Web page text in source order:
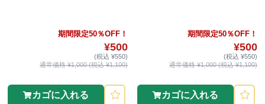
期間限定50％OFF！
¥500
(税込 ¥550)
通常価格 ¥1,000 (税込 ¥1,100)
カゴに入れる
期間限定50％OFF！
¥500
(税込 ¥550)
通常価格 ¥1,000 (税込 ¥1,100)
カゴに入れる